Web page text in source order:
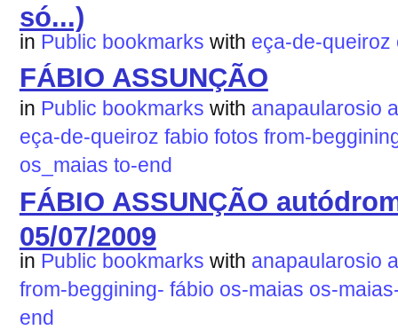
só...)
in Public bookmarks with eça-de-queiroz
FÁBIO ASSUNÇÃO
in Public bookmarks with anapaularosio
eça-de-queiroz fabio fotos from-
os_maias to-end
FÁBIO ASSUNÇÃO
05/07/2009
in Public bookmarks with anapaularosio
from-beggining- fábio os-maias os-
end